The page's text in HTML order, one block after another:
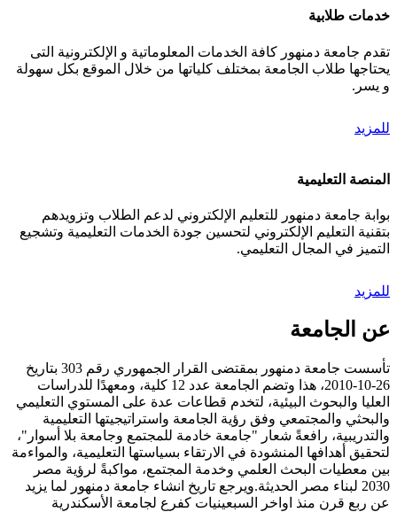
خدمات طلابية
تقدم جامعة دمنهور كافة الخدمات المعلوماتية و الإلكترونية التى
يحتاجها طلاب الجامعة بمختلف كلياتها من خلال الموقع بكل سهولة
و يسر.
للمزيد
المنصة التعليمية
بوابة جامعة دمنهور للتعليم الإلكتروني لدعم الطلاب وتزويدهم
بتقنية التعليم الإلكتروني لتحسين جودة الخدمات التعليمية وتشجيع
التميز في المجال التعليمي.
للمزيد
عن الجامعة
تأسست جامعة دمنهور بمقتضى القرار الجمهوري رقم 303 بتاريخ
26-10-2010، هذا وتضم الجامعة عدد 12 كلية، ومعهدًا للدراسات
العليا والبحوث البيئية، لتخدم قطاعات عدة على المستوي التعليمي
والبحثي والمجتمعي وفق رؤية الجامعة واستراتيجيتها التعليمية
والتدريبية، رافعةً شعار "جامعة خادمة للمجتمع وجامعة بلا أسوار"،
لتحقيق أهدافها المنشودة في الارتقاء بسياستها التعليمية، والمواءمة
بين معطيات البحث العلمي وخدمة المجتمع، مواكبةً لرؤية مصر
2030 لبناء مصر الحديثة.ويرجع تاريخ انشاء جامعة دمنهور لما يزيد
عن ربع قرن منذ اواخر السبعينيات كفرع لجامعة الأسكندرية